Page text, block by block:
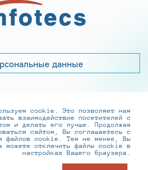
данные
737-6192, 8-800-250-0-260
,hr@infotecs.ru
Отрадная ул., 2Б строение 1
cookie. Это позволяет нам
взаимодействие посетителей с
и делать его лучше. Продолжая
сайтом, Вы соглашаетесь с
файлов cookie. Тем не менее, Вы
можете отключить файлы cookie в
настройках Вашего браузера.